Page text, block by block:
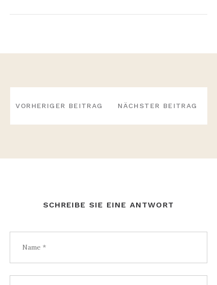
NAVIGATION
VORHERIGER BEITRAG NÄCHSTER BEITRAG
SCHREIBE SIE EINE ANTWORT